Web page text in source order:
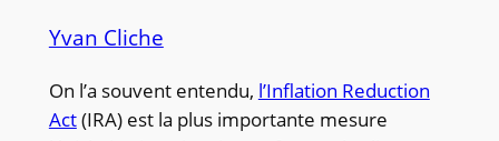
Yvan Cliche
On l’a souvent entendu, l’Inflation Reduction
Act(IRA) est la plus importante mesure